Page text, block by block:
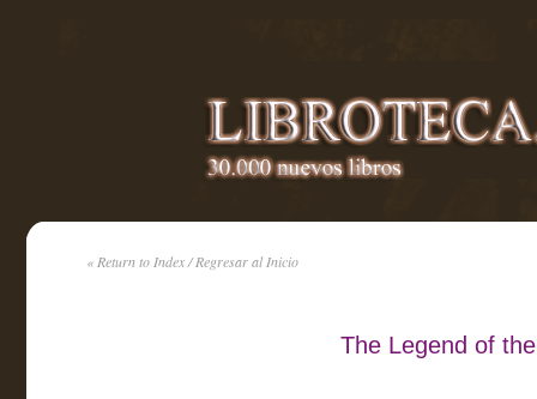
« Return to Index / Regresar al Inicio
The Legend of